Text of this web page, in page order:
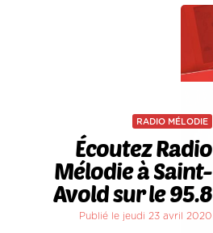
RADIO MÉLODIE
Écoutez Radio
Mélodie à Saint-
Avold sur le 95.8
Publié le jeudi 23 avril 2020